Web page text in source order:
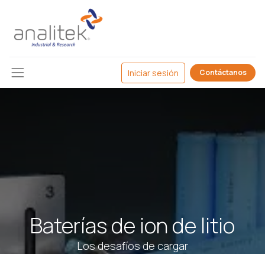
Iniciar sesión Contáctanos
Baterías de ion de litio
Los desafíos de cargar